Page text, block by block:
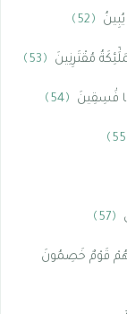
﴿52﴾
مُقْتَرِنِينَ ﴿53﴾
فَٰسِقِينَ ﴿54﴾
﴿57﴾
هُمْ قَوْمٌ خَصِمُونَ